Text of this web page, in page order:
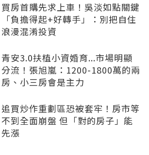
買房首購先求上車！吳淡如點關鍵
「負擔得起+好轉手」：別把自住
浪漫混淆投資
青安3.0扶植小資婚育...市場明顯
分流！張旭嵐：1200-1800萬的兩
房、小三房會是主力
追買炒作重劃區恐被套牢！房市等
不到全面崩盤 但「對的房子」能
先漲